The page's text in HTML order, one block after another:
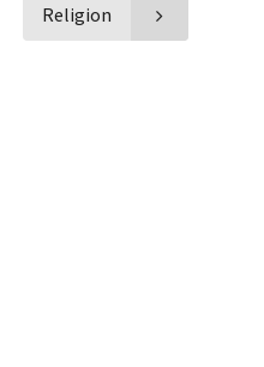
Religion